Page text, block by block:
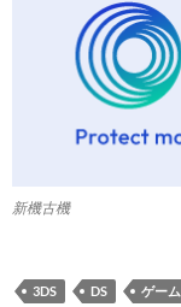
新機古機
3DS DS ゲーム